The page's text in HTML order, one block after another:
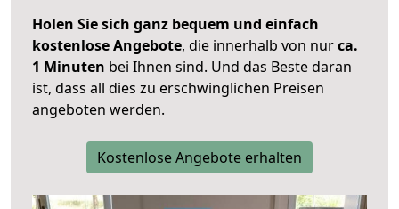
Holen Sie sich ganz bequem und einfach
kostenlose Angebote, die innerhalb von nurca.
1 Minuten bei Ihnen sind. Und das Beste daran
ist, dass all dies zu erschwinglichen Preisen
angeboten werden.
Kostenlose Angebote erhalten